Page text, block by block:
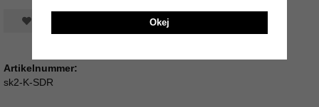
Spara som favorit
Artikelnummer:
sk2-K-SDR
Okej